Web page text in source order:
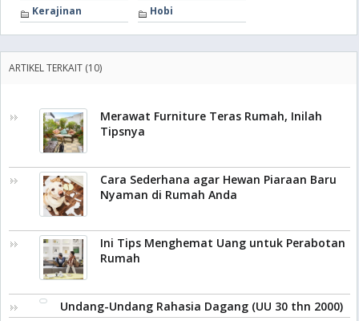
Kerajinan
Hobi
ARTIKEL TERKAIT (10)
Merawat Furniture Teras Rumah, Inilah
Tipsnya
Cara Sederhana agar Hewan Piaraan Baru
Nyaman di Rumah Anda
Ini Tips Menghemat Uang untuk Perabotan
Rumah
Undang-Undang Rahasia Dagang (UU 30 thn 2000)